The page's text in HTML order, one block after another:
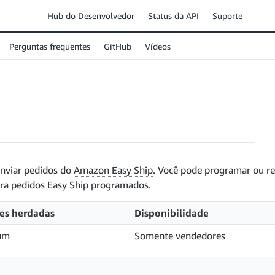
Hub do Desenvolvedor Status da API Suporte
Perguntas frequentes GitHub Vídeos
pedidos do Amazon Easy Ship. Você pode programar ou
pedidos Easy Ship programados.
herdadas
Disponibilidade
Somente vendedores